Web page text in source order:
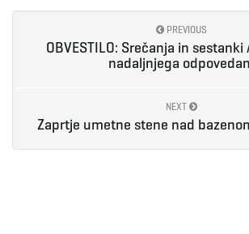
PREVIOUS
OBVESTILO: Srečanja in sestanki
nadaljnjega
NEXT
Zaprtje umetne stene nad